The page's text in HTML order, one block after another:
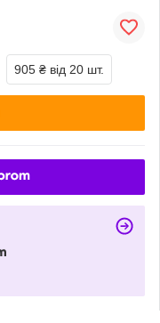
905 ₴ від 20 шт.